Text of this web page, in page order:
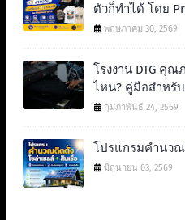
ตัวก็ทำได้ โดย
พฤษภาคม 30, 2569
โรงงาน DTG คุ
ไหน? คู่มือสำหรั
กุมภาพันธ์ 24, 2569
โปรแกรมคำนว
มิถุนายน 03, 2569